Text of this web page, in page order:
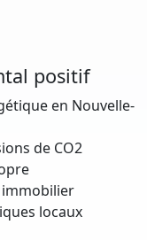
positif
en Nouvelle-
de CO2
locaux